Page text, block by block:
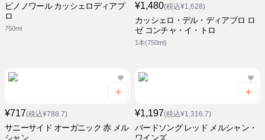
ピノノワール カッシェロディアプ
ロ
750ml
¥1,480(税込¥1,628)
カッシェロ・デル・ディアブロ ロ
ゼ コンチャ・イ・トロ
1本(750ml)
¥717(税込¥788.7)
サニーサイド オーガニック 赤 メル
シャン
¥1,197(税込¥1,316.7)
バードソング レッド メルシャン・
ワインズ